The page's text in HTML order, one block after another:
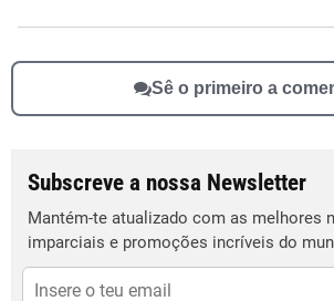
Sê o primeiro a
Subscreve a nossa Newsletter
Mantém-te atualizado com as melhores
imparciais e promoções incríveis do